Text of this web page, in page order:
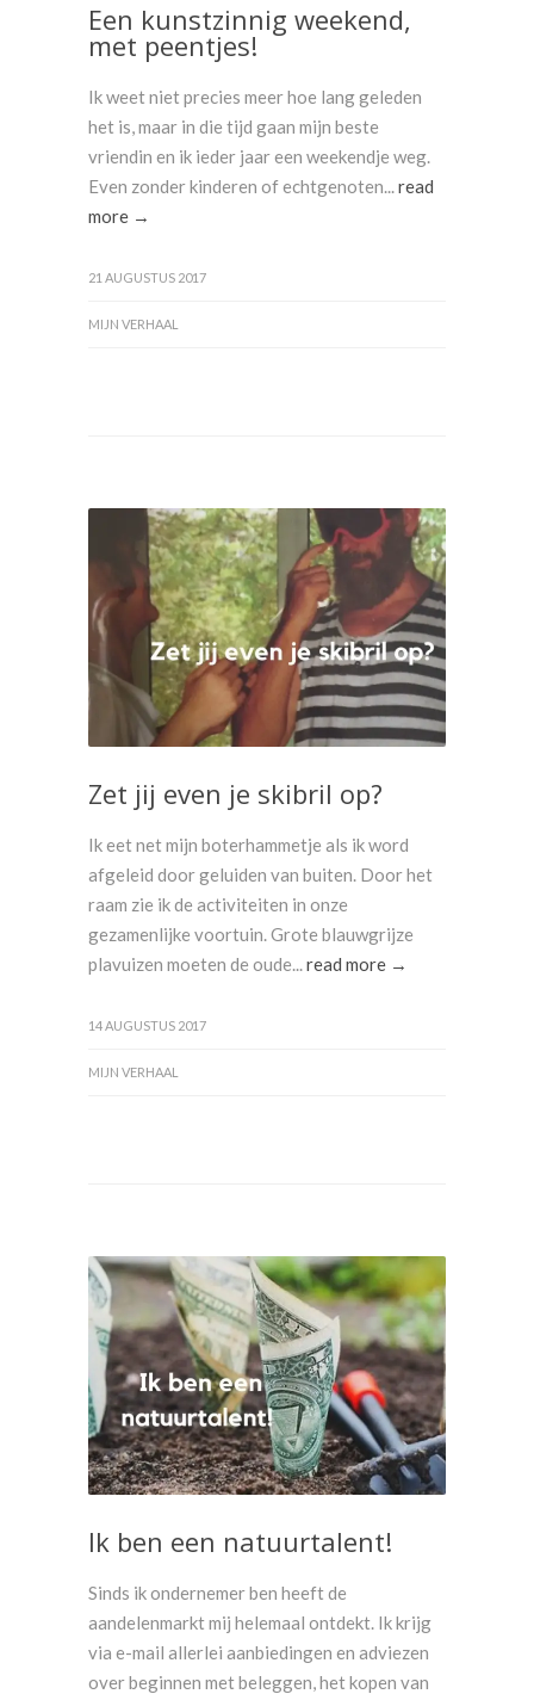
Een kunstzinnig weekend,
met peentjes!
Ik weet niet precies meer hoe lang geleden
het is, maar in die tijd gaan mijn beste
vriendin en ik ieder jaar een weekendje weg.
Even zonder kinderen of echtgenoten...read
more →
21 AUGUSTUS 2017
MIJN VERHAAL
Zet jij even je skibril op?
Ik eet net mijn boterhammetje als ik word
afgeleid door geluiden van buiten. Door het
raam zie ik de activiteiten in onze
gezamenlijke voortuin. Grote blauwgrijze
plavuizen moeten de oude...read more →
14 AUGUSTUS 2017
MIJN VERHAAL
Ik ben een natuurtalent!
Sinds ik ondernemer ben heeft de
aandelenmarkt mij helemaal ontdekt. Ik krijg
via e-mail allerlei aanbiedingen en adviezen
over beginnen met beleggen, het kopen van